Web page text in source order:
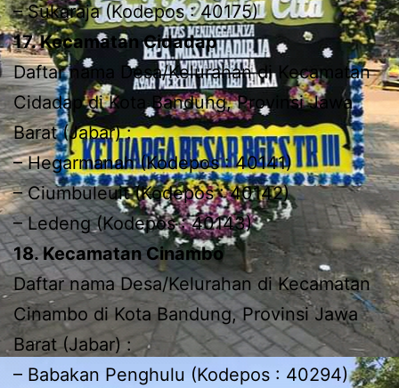
– Sukaraja (Kodepos : 40175)
17. Kecamatan Cidadap
Daftar nama Desa/Kelurahan di Kecamatan
Cidadap di Kota Bandung, Provinsi Jawa
Barat (Jabar) :
– Hegarmanah (Kodepos : 40141)
– Ciumbuleuit (Kodepos : 40142)
– Ledeng (Kodepos : 40143)
18. Kecamatan Cinambo
Daftar nama Desa/Kelurahan di Kecamatan
Cinambo di Kota Bandung, Provinsi Jawa
Barat (Jabar) :
– Babakan Penghulu (Kodepos : 40294)